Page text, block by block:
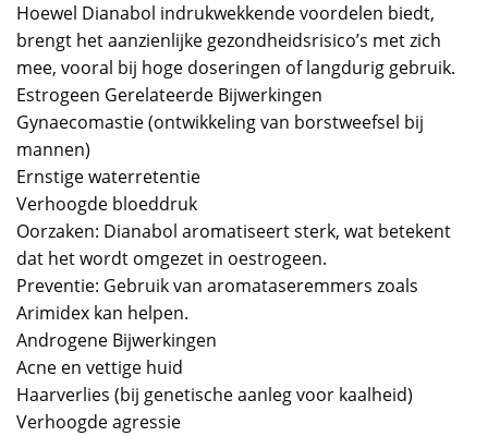
Hoewel Dianabol indrukwekkende voordelen biedt,
brengt het aanzienlijke gezondheidsrisico’s met zich
mee, vooral bij hoge doseringen of langdurig gebruik.
Estrogeen Gerelateerde Bijwerkingen
Gynaecomastie (ontwikkeling van borstweefsel bij
mannen)
Ernstige waterretentie
Verhoogde bloeddruk
Oorzaken: Dianabol aromatiseert sterk, wat betekent
dat het wordt omgezet in oestrogeen.
Preventie: Gebruik van aromataseremmers zoals
Arimidex kan helpen.
Androgene Bijwerkingen
Acne en vettige huid
Haarverlies (bij genetische aanleg voor kaalheid)
Verhoogde agressie